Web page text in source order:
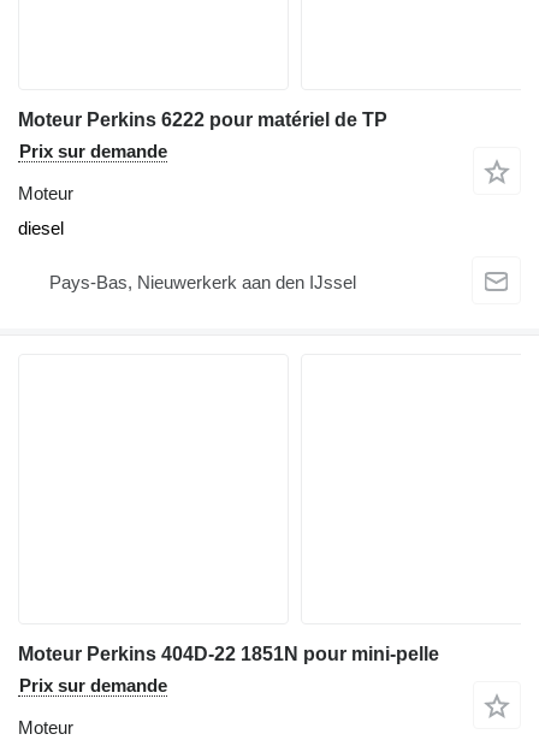
Moteur Perkins 6222 pour matériel de TP
Prix sur demande
Moteur
diesel
Pays-Bas, Nieuwerkerk aan den IJssel
Moteur Perkins 404D-22 1851N pour mini-pelle
Prix sur demande
Moteur